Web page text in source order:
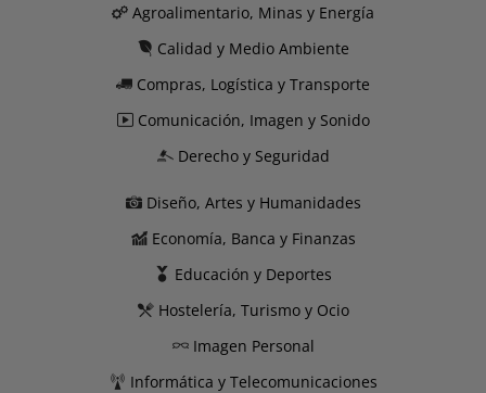
Agroalimentario, Minas y Energía
Calidad y Medio Ambiente
Compras, Logística y Transporte
Comunicación, Imagen y Sonido
Derecho y Seguridad
Diseño, Artes y Humanidades
Economía, Banca y Finanzas
Educación y Deportes
Hostelería, Turismo y Ocio
Imagen Personal
Informática y Telecomunicaciones